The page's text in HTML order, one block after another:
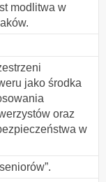
modlitwa w
jako środka
oraz
w